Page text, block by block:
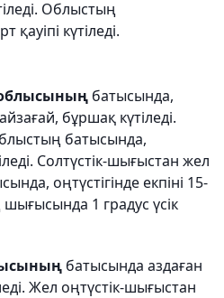
Облыстың
күтіледі.
облысының батысында,
бұршақ күтіледі.
батысында,
Солтүстік-шығыстан жел
оңтүстігінде екпіні 15-
1 градус үсік
батысында аздаған
Жел оңтүстік-шығыстан